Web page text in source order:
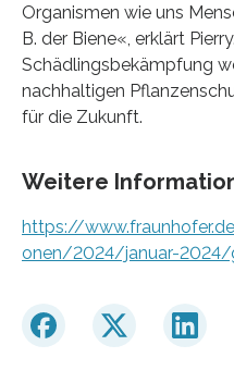
Organismen wie uns
B. der Biene«, erklärt
Schädlingsbekämpfung
nachhaltigen
für die Zukunft.
Weitere
https://
onen/2024/januar-2024/